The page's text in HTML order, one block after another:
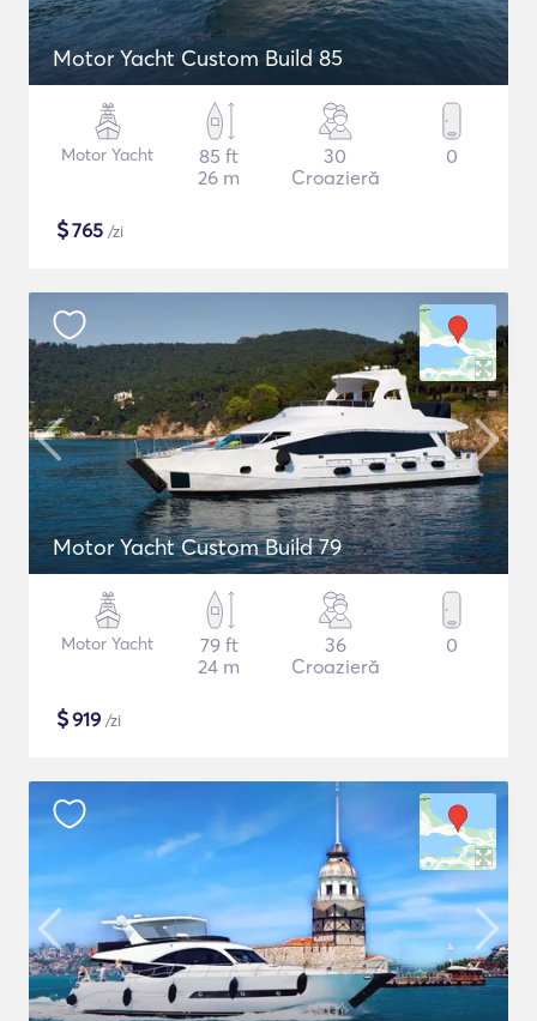
Motor Yacht Custom Build 85
Motor Yacht
85 ft
26 m
30
Croazieră
0
$765 /zi
Motor Yacht Custom Build 79
Motor Yacht
79 ft
24 m
36
Croazieră
0
$919 /zi